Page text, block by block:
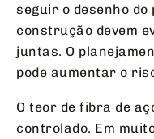
seguir o desenho do
construção devem
juntas. O
pode aumentar o
O teor de fibra de
controlado. Em